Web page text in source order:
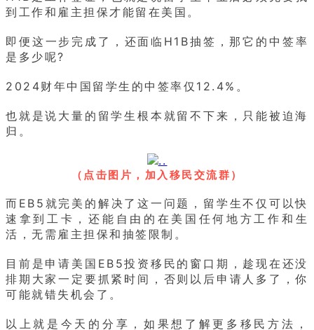
到工作和雇主担保才能留在美国。
即便这一步完成了，还面临H1B抽签，那它的中签率
是多少呢?
2024财年中国留学生的中签率仅12.4%。
也就是说大量的留学生根本就留不下来，只能被迫海
归。
（点击图片，加入移民交流群）
而EB5就完美的解决了这一问题，留学生不仅可以快
速拿到工卡，还能自由的在美国任何地方工作和生
活，无需雇主担保和抽签限制。
目前是申请美国EB5投资移民的窗口期，趁现在还没
排期大家一定要抓紧时间，否则以后申请人多了，你
可能就错失机会了。
以上就是今天的分享，如果想了解更多移民方法，